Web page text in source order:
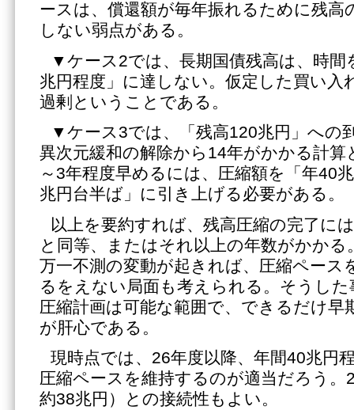
ースは、償還額が毎年振れるために残高
しない弱点がある。
▼ケース2では、長期国債残高は、時間
兆円程度」に達しない。仮定した買い入
過剰ということである。
▼ケース3では、「残高120兆円」への
異次元緩和の解除から14年がかかる計算
～3年程度早めるには、圧縮額を「年40
兆円台半ば」に引き上げる必要がある。
以上を要約すれば、残高圧縮の完了に
と同等、またはそれ以上の年数がかかる
万一不測の変動が起きれば、圧縮ペース
るをえない局面も考えられる。そうし
圧縮計画は可能な範囲で、できるだけ早
が肝心である。
現時点では、26年度以降、年間40兆円
圧縮ペースを維持するのが適当だろう。
約38兆円）との接続性もよい。